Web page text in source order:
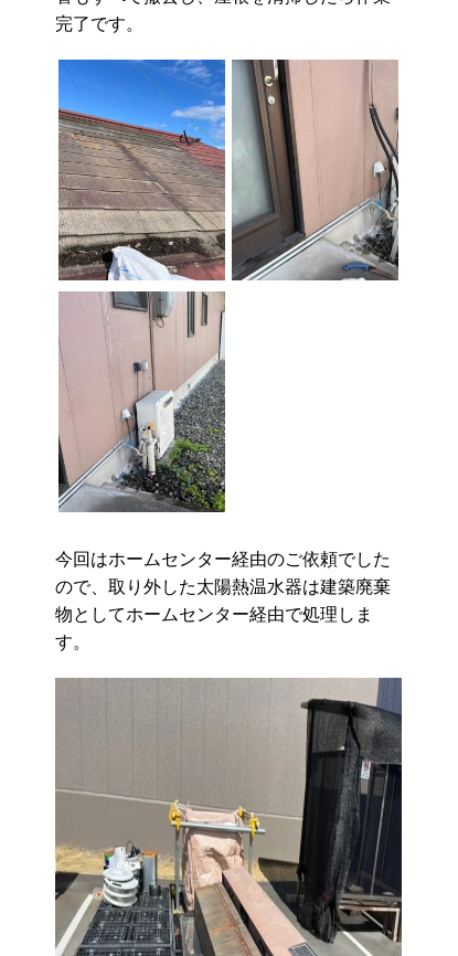
完了です。
今回はホームセンター経由のご依頼でした
ので、取り外した太陽熱温水器は建築廃棄
物としてホームセンター経由で処理しま
す。